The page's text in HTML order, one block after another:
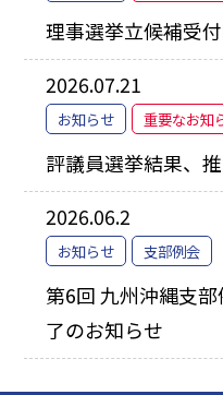
理事選挙立候補受
2026.07.21
お知らせ 重要なお知
評議員選挙結果、
2026.06.2
お知らせ 支部例会
第6回 九州沖縄支
了のお知らせ